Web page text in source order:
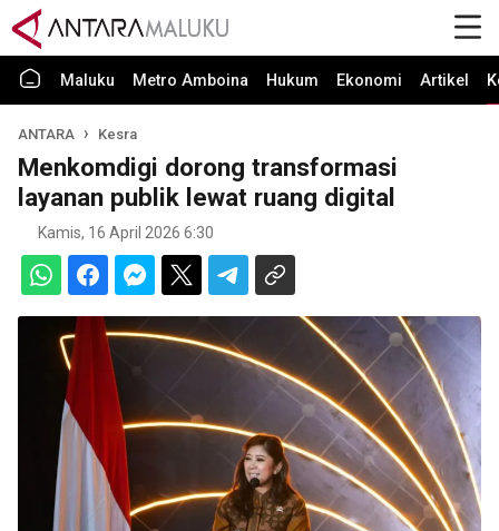
Maluku Metro Amboina Hukum Ekonomi Artikel
ANTARA Kesra
Menkomdigi dorong transformasi
layanan publik lewat ruang digital
Kamis, 16 April 2026 6:30